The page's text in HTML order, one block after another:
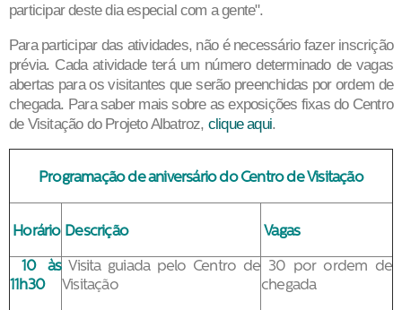
participar deste dia especial com a gente".
Para participar das atividades, não é necessário fazer inscrição
prévia. Cada atividade terá um número determinado de vagas
abertas para os visitantes que serão preenchidas por ordem de
chegada. Para saber mais sobre as exposições fixas do Centro
de Visitação do Projeto Albatroz, clique aqui.
Programação de aniversário do Centro de Visitação
Horário Descrição Vagas
10 às
11h30
Visita guiada pelo Centro de
Visitação
30 por ordem de
chegada